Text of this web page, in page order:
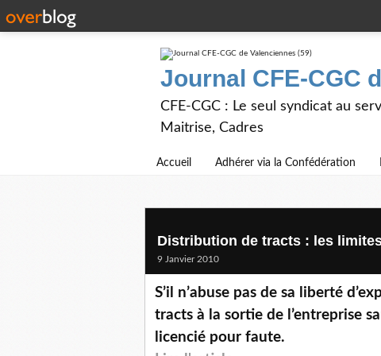
Journal CFE-CGC
CFE-CGC : Le seul syndicat au
Maitrise, Cadres
Accueil Adhérer via la Confédération
Distribution de tracts : les
9 Janvier 2010
S’il n’abuse pas de sa liberté
tracts à la sortie de l’entreprise
licencié pour faute.